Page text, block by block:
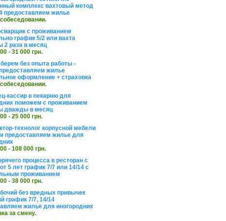
комплекс вахтовый метод
предоставляем жилье
с проживанием
график 5/2 или вахта
2 раза в месяц
- 31 000 грн.
берем без опыта работы -
жилье
оформление + страховка
кассир в пекарню для
поможем с проживанием
дважды в месяц
- 25 000 грн.
технолог корпусной мебели
предоставляем жилье для
- 108 000 грн.
процесса в ресторан с
5 лет график 7/7 или 14/14 с
проживанием
- 38 000 грн.
без вредных привычек
график 7/7, 14/14
жилье для иногородних
за смену.